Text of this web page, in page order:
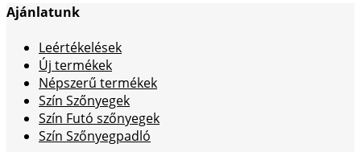
Ajánlatunk
Leértékelések
Új termékek
Népszerű termékek
Szín Szőnyegek
Szín Futó szőnyegek
Szín Szőnyegpadló